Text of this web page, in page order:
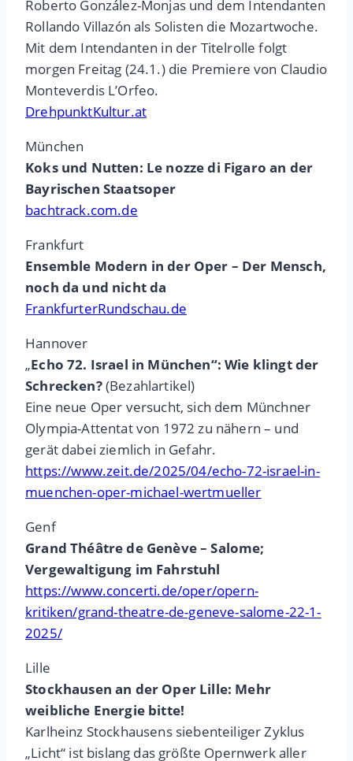
Roberto González-Monjas und dem Intendanten
Rollando Villazón als Solisten die Mozartwoche.
Mit dem Intendanten in der Titelrolle folgt
morgen Freitag (24.1.) die Premiere von Claudio
Monteverdis L’Orfeo.
DrehpunktKultur.at
München
Koks und Nutten: Le nozze di Figaro an der
Bayrischen Staatsoper
bachtrack.com.de
Frankfurt
Ensemble Modern in der Oper – Der Mensch,
noch da und nicht da
FrankfurterRundschau.de
Hannover
„Echo 72. Israel in München“: Wie klingt der
Schrecken?(Bezahlartikel)
Eine neue Oper versucht, sich dem Münchner
Olympia-Attentat von 1972 zu nähern – und
gerät dabei ziemlich in Gefahr.
https://www.zeit.de/2025/04/echo-72-israel-in-
muenchen-oper-michael-wertmueller
Genf
Grand Théâtre de Genève – Salome;
Vergewaltigung im Fahrstuhl
https://www.concerti.de/oper/opern-
kritiken/grand-theatre-de-geneve-salome-22-1-
2025/
Lille
Stockhausen an der Oper Lille: Mehr
weibliche Energie bitte!
Karlheinz Stockhausens siebenteiliger Zyklus
„Licht“ ist bislang das größte Opernwerk aller